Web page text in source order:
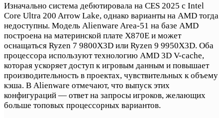
Изначально система дебютировала на CES 2025 с Intel
Core Ultra 200 Arrow Lake, однако варианты на AMD тогда
недоступны. Модель Alienware Area-51 на базе AMD
построена на материнской плате X870E и может
оснащаться Ryzen 7 9800X3D или Ryzen 9 9950X3D. Оба
процессора используют технологию AMD 3D V-cache,
которая ускоряет доступ к игровым данным и повышает
производительность в проектах, чувствительных к объему
кэша. В Alienware отмечают, что выпуск этих
конфигураций — ответ на запросы игроков, желающих
больше топовых процессорных вариантов.